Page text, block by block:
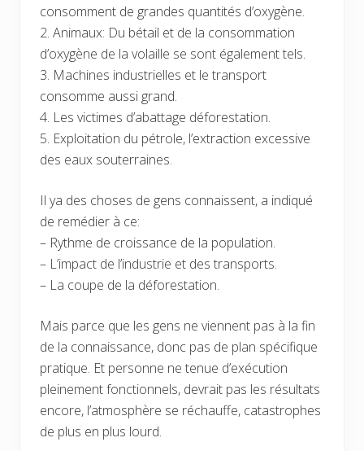
consomment de grandes quantités d’oxygène.
2. Animaux: Du bétail et de la consommation
d’oxygène de la volaille se sont également tels.
3. Machines industrielles et le transport
consomme aussi grand.
4. Les victimes d’abattage déforestation.
5. Exploitation du pétrole, l’extraction excessive
des eaux souterraines.
Il ya des choses de gens connaissent, a indiqué
de remédier à ce:
– Rythme de croissance de la population.
– L’impact de l’industrie et des transports.
– La coupe de la déforestation.
Mais parce que les gens ne viennent pas à la fin
de la connaissance, donc pas de plan spécifique
pratique. Et personne ne tenue d’exécution
pleinement fonctionnels, devrait pas les résultats
encore, l’atmosphère se réchauffe, catastrophes
de plus en plus lourd.